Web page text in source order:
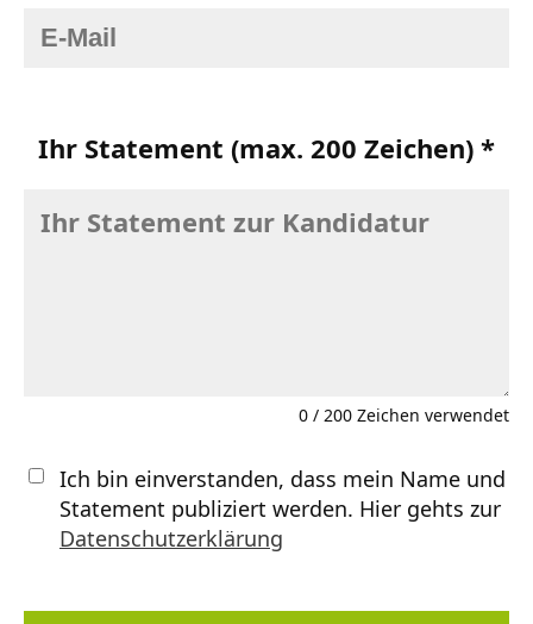
Ihr Statement (max. 200 Zeichen) *
0 / 200 Zeichen verwendet
Ich bin einverstanden, dass mein Name und
Statement publiziert werden. Hier gehts zur
Datenschutzerklärung